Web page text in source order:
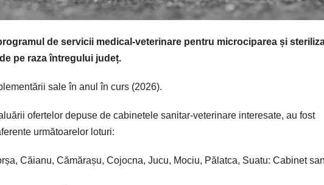
de servicii medical-veterinare pentru microciparea și
pe raza întregului județ.
sale în anul în curs (2026).
ofertelor depuse de cabinetele sanitar-veterinare interesate, au fost
următoarelor loturi:
Căianu, Cămărașu, Cojocna, Jucu, Mociu, Pălatca, Suatu: Cabinet